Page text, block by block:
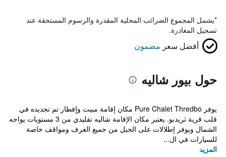
*يشمل المجموع الضرائب المحلية المقدرة والرسوم المستحقة عند
تسجيل المغادرة.
أفضل سعر مضمون
حول بيور شاليه
يوفر Pure Chalet Thredbo مكان إقامة مبيت وإفطار تم تجديده في
قلب قرية ثريدبو. يعتبر مكان الإقامة شاليه تقليدي من 3 مستويات يواجه
الشمال ويوفر إطلالات على الجبل من جميع الغرف ومواقف خاصة
للسيارات في ال...
المزيد